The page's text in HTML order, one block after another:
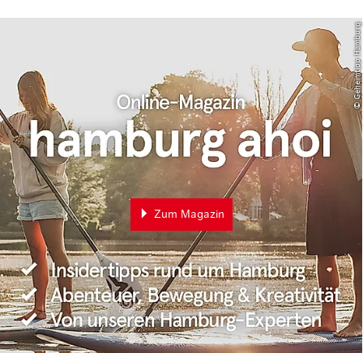
© Geheimtipp Hamburg
Zum Magazin